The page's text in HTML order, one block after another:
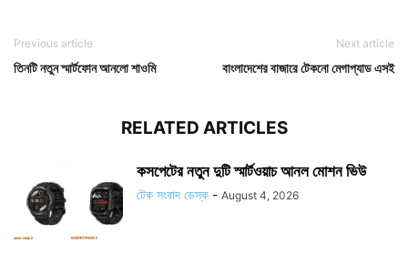
Previous article
তিনটি নতুন স্মার্টফোন আনলো শাওমি
Next article
বাংলাদেশের বাজারে টেকনো মেগাপ্যাড এসই
RELATED ARTICLES
কসপেটের নতুন দুটি স্মার্টওয়াচ আনল মোশন ভিউ
টেক সংবাদ ডেস্ক - August 4, 2026